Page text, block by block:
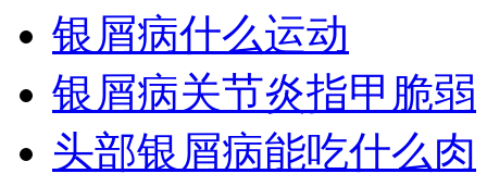
银屑病什么运动
银屑病关节炎指甲脆弱
头部银屑病能吃什么肉